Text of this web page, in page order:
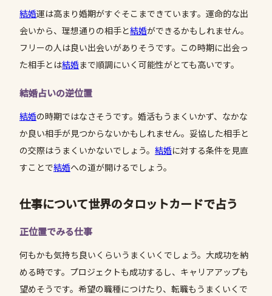
結婚運は高まり婚期がすぐそこまできています。運命的な出
会いから、理想通りの相手と結婚ができるかもしれません。
フリーの人は良い出会いがありそうです。この時期に出会っ
た相手とは結婚まで順調にいく可能性がとても高いです。
結婚占いの逆位置
結婚の時期ではなさそうです。婚活もうまくいかず、なかな
か良い相手が見つからないかもしれません。妥協した相手と
の交際はうまくいかないでしょう。 結婚に対する条件を見直
すことで結婚への道が開けるでしょう。
仕事について世界のタロットカードで占う
正位置でみる仕事
何もかも気持ち良いくらいうまくいくでしょう。大成功を納
める時です。プロジェクトも成功するし、キャリアアップも
望めそうです。希望の職種につけたり、転職もうまくいくで